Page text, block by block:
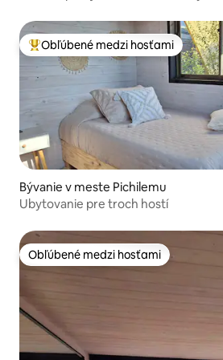
Najobľúbenejšie medzi hosťami
Obľúbené medzi hosťami
Bývanie v meste Pichilemu
Ubytovanie pre troch hostí
Obľúbené medzi hosťami
Obľúbené medzi hosťami